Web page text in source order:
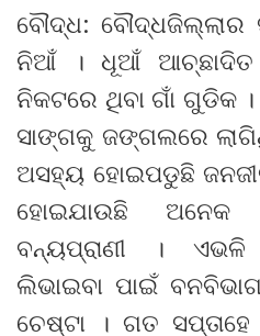
ବୌଦ୍ଧ:
ନିଆଁ । ଧୂଆଁ
ନିକଟରେ ଥିବା ଗାଁ ଗୁଡିକ ।
ସାଙ୍ଗକୁ ଜଙ୍ଗଲରେ
ଅସହ୍ୟ ହୋଇପଡୁଛି
ହୋଇଯାଉଛି ଅନେକ
ବନ୍ୟପ୍ରାଣୀ ।
ଲିଭାଇବା ପାଇଁ
ଚେଷ୍ଟା । ଗତ